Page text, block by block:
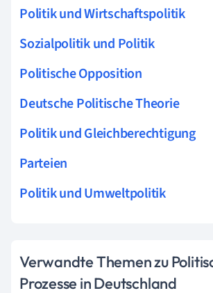
Politik und Wirtschaftspolitik
Sozialpolitik und Politik
Politische Opposition
Deutsche Politische Theorie
Politik und Gleichberechtigung
Parteien
Politik und Umweltpolitik
Verwandte Themen zu
Prozesse in Deutschland